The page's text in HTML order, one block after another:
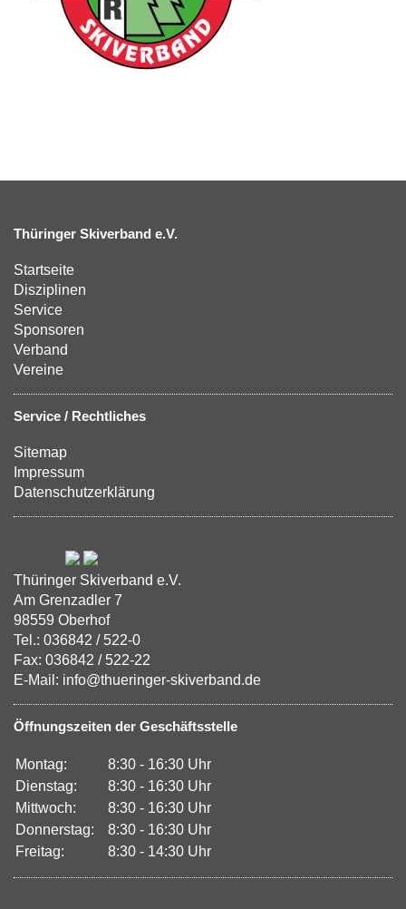
Thüringer Skiverband e.V.
Startseite
Disziplinen
Service
Sponsoren
Verband
Vereine
Service / Rechtliches
Sitemap
Impressum
Datenschutzerklärung
Thüringer Skiverband e.V.
Am Grenzadler 7
98559 Oberhof
Tel.: 036842 / 522-0
Fax: 036842 / 522-22
E-Mail: info@thueringer-skiverband.de
Öffnungszeiten der Geschäftsstelle
Montag:
8:30 - 16:30 Uhr
Dienstag:
8:30 - 16:30 Uhr
Mittwoch:
8:30 - 16:30 Uhr
Donnerstag:
8:30 - 16:30 Uhr
Freitag:
8:30 - 14:30 Uhr